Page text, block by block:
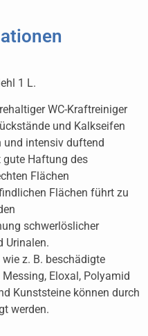
1 L.
WC-Kraftreiniger
und Kalkseifen
und intensiv duftend
gute Haftung des
Flächen
Flächen führt zu
schwerlöslicher
Urinalen.
z. B. beschädigte
Eloxal, Polyamid
Kunststeine können durch
werden.